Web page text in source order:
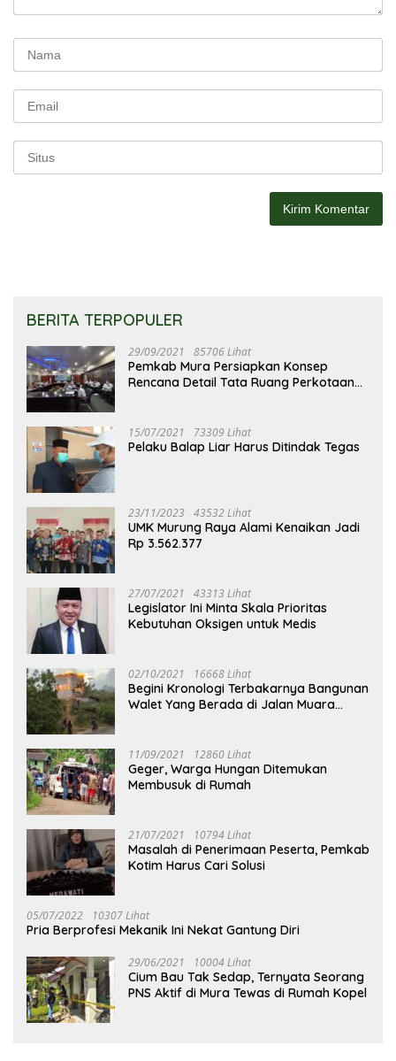
BERITA TERPOPULER
29/09/2021 85706 Lihat
Pemkab Mura Persiapkan Konsep
Rencana Detail Tata Ruang Perkotaan
15/07/2021 73309 Lihat
Pelaku Balap Liar Harus Ditindak Tegas
23/11/2023 43532 Lihat
UMK Murung Raya Alami Kenaikan Jadi
Rp 3.562.377
27/07/2021 43313 Lihat
Legislator Ini Minta Skala Prioritas
Kebutuhan Oksigen untuk Medis
02/10/2021 16668 Lihat
Begini Kronologi Terbakarnya Bangunan
Walet Yang Berada di Jalan Muara
11/09/2021 12860 Lihat
Geger, Warga Hungan Ditemukan
Membusuk di Rumah
21/07/2021 10794 Lihat
Masalah di Penerimaan Peserta, Pemkab
Kotim Harus Cari Solusi
05/07/2022 10307 Lihat
Pria Berprofesi Mekanik Ini Nekat Gantung Diri
29/06/2021 10004 Lihat
Cium Bau Tak Sedap, Ternyata Seorang
PNS Aktif di Mura Tewas di Rumah Kopel